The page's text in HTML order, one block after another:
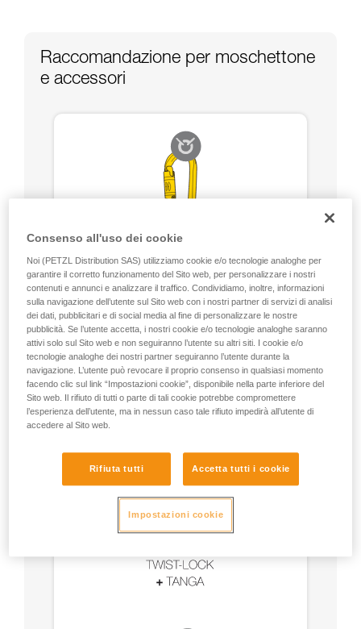
Raccomandazione per moschettone
e accessori
Consenso all'uso dei cookie
Noi (PETZL Distribution SAS) utilizziamo cookie e/o tecnologie analoghe per
garantire il corretto funzionamento del Sito web, per personalizzare i nostri
contenuti e annunci e analizzare il traffico. Condividiamo, inoltre, informazioni
sulla navigazione dell’utente sul Sito web con i nostri partner di servizi di analisi
dei dati, pubblicitari e di social media al fine di personalizzare le nostre
pubblicità. Se l’utente accetta, i nostri cookie e/o tecnologie analoghe saranno
attivi solo sul Sito web e non seguiranno l’utente su altri siti. I cookie e/o
tecnologie analoghe dei nostri partner seguiranno l’utente durante la
navigazione. L’utente può revocare il proprio consenso in qualsiasi momento
facendo clic sul link “Impostazioni cookie”, disponibile nella parte inferiore del
Sito web. Il rifiuto di tutti o parte di tali cookie potrebbe compromettere
l’esperienza dell’utente, ma in nessun caso tale rifiuto impedirà all’utente di
accedere al Sito web.
Rifiuta tutti Accetta tutti i cookie
Impostazioni cookie